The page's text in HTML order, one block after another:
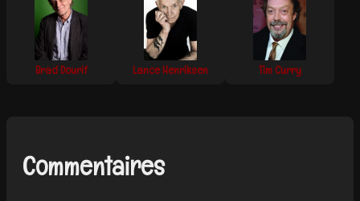
Brad Dourif Lance Henriksen Tim Curry
Commentaires